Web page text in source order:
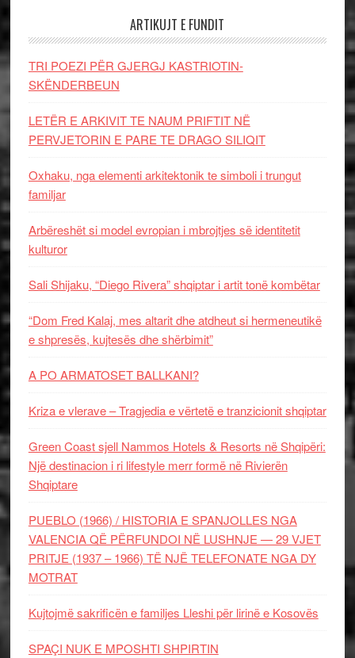
ARTIKUJT E FUNDIT
TRI POEZI PËR GJERGJ KASTRIOTIN-
SKËNDERBEUN
LETËR E ARKIVIT TE NAUM PRIFTIT NË
PERVJETORIN E PARE TE DRAGO SILIQIT
Oxhaku, nga elementi arkitektonik te simboli i trungut
familjar
Arbëreshët si model evropian i mbrojtjes së identitetit
kulturor
Sali Shijaku, “Diego Rivera” shqiptar i artit tonë kombëtar
“Dom Fred Kalaj, mes altarit dhe atdheut si hermeneutikë
e shpresës, kujtesës dhe shërbimit”
A PO ARMATOSET BALLKANI?
Kriza e vlerave – Tragjedia e vërtetë e tranzicionit shqiptar
Green Coast sjell Nammos Hotels & Resorts në Shqipëri:
Një destinacion i ri lifestyle merr formë në Rivierën
Shqiptare
PUEBLO (1966) / HISTORIA E SPANJOLLES NGA
VALENCIA QË PËRFUNDOI NË LUSHNJE — 29 VJET
PRITJE (1937 – 1966) TË NJË TELEFONATE NGA DY
MOTRAT
Kujtojmë sakrificën e familjes Lleshi për lirinë e Kosovës
SPAÇI NUK E MPOSHTI SHPIRTIN